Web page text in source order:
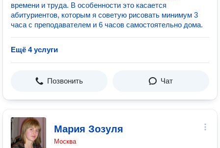
времени и труда. В особенности это касается
абитуриентов, которым я советую рисовать минимум 3
часа с преподавателем и 6 часов самостоятельно дома.
Ещё 4 услуги
Позвонить Чат
Мария Зозуля
Москва